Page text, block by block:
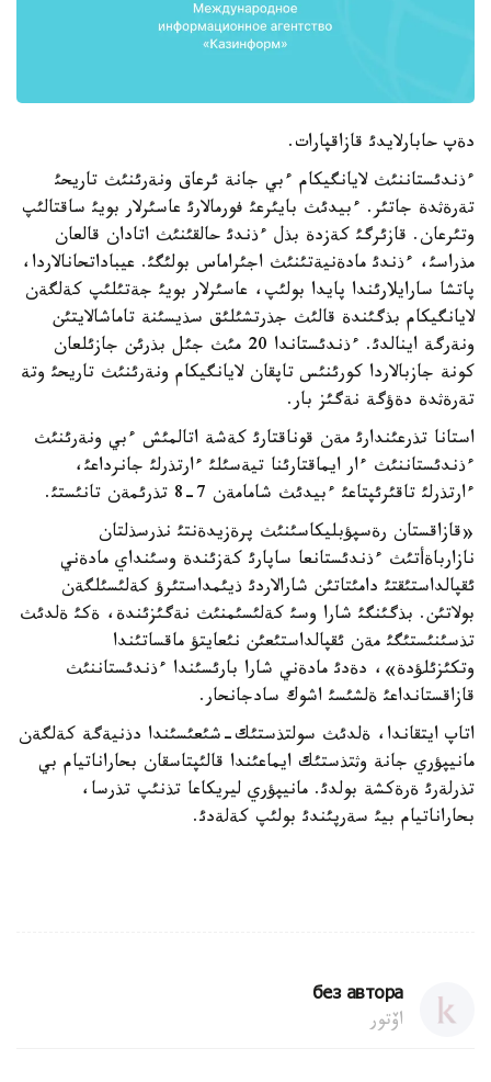
دةپ حابارلايدئ قازاقپارات.
ءذندئستاننئث لايانگيكام ءبي جانة ئرعاق ونةرئنئث تاريحئ
تةرةثدة جاتئر. ءبيدئث بايئرعئ فورمالارئ عاسئرلار بويئ ساقتالئپ
وتئرعان. قازئرگئ كةزدة بذل ءذندئ حالقئنئث اتادان قالعان
مذراسئ، ءذندئ مادةنيةتئنئث اجئراماس بولئگئ. عيباداتحانالاردا،
پاتشا سارايلارئندا پايدا بولئپ، عاسئرلار بويئ جةتئلئپ كةلگةن
لايانگيكام بذگئندة قالئث جذرتشئلئق سذيسئنة تاماشالايتئن
ونةرگة اينالدئ. ءذندئستاندا 20 مئث جئل بذرئن جازئلعان
كونة جازبالاردا كورئنئس تاپقان لايانگيكام ونةرئنئث تاريحئ وتة
تةرةثدة دةؤگة نةگئز بار.
استانا تذرعئندارئ مةن قوناقتارئ كةشة اتالمئش ءبي ونةرئنئث
ءذندئستاننئث ءار ايماقتارئنا تيةسئلئ ءارتذرلئ جانرداعئ،
ءارتذرلئ تاقئرئپتاعئ ءبيدئث شامامةن 7-8 تذرئمةن تانئستئ.
«قازاقستان رةسپؤبليكاسئنئث پرةزيدةنتئ نذرسذلتان
نازارباةأتئث ءذندئستانعا ساپارئ كةزئندة وسئنداي مادةني
ئقپالداستئقتئ دامئتاتئن شارالاردئ ذيئمداستئرؤ كةلئسئلگةن
بولاتئن. بذگئنگئ شارا وسئ كةلئسئمنئث نةگئزئندة، ةكئ ةلدئث
تذسئنئستئگئ مةن ئقپالداستئعئن نئعايتؤ ماقساتئندا
وتكئزئلؤدة»، دةدئ مادةني شارا بارئسئندا ءذندئستاننئث
قازاقستانداعئ ةلشئسئ اشوك سادجانحار.
اتاپ ايتقاندا، ةلدئث سولتذستئك-شئعئسئندا دذنيةگة كةلگةن
مانيپؤري جانة وثتذستئك ايماعئندا قالئپتاسقان بحاراناتيام بي
تذرلةرئ ةرةكشة بولدئ. مانيپؤري ليريكاعا تذنئپ تذرسا،
بحاراناتيام بيئ سةرپئندئ بولئپ كةلةدئ.
без автора
اۆتور